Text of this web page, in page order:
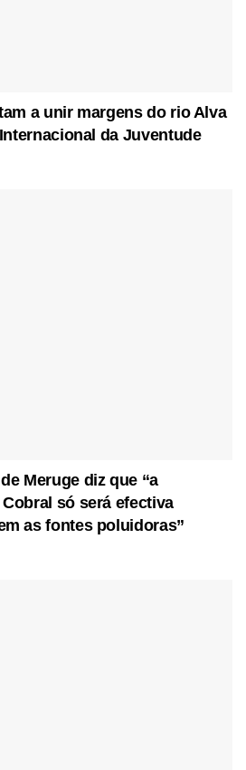
a unir margens do rio Alva
da Juventude
Meruge diz que “a
só será efectiva
as fontes poluidoras”